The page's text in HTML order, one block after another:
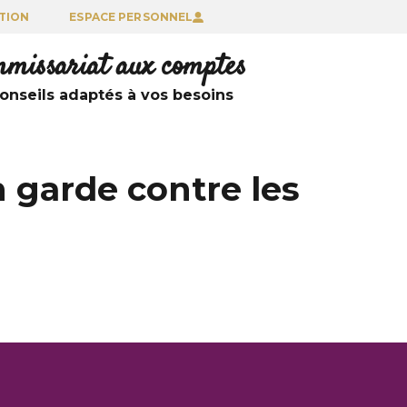
ESPACE PERSONNEL
aux comptes
adaptés à vos besoins
garde contre les